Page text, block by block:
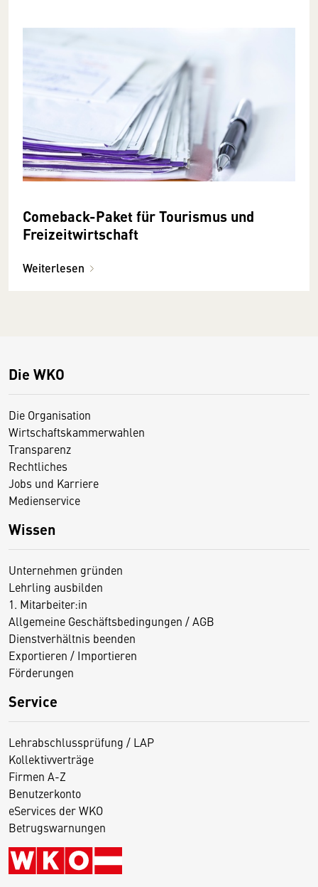
Comeback-Paket für Tourismus und
Freizeitwirtschaft
Weiterlesen
Die WKO
Die Organisation
Wirtschaftskammerwahlen
Transparenz
Rechtliches
Jobs und Karriere
Medienservice
Wissen
Unternehmen gründen
Lehrling ausbilden
1. Mitarbeiter:in
Allgemeine Geschäftsbedingungen / AGB
Dienstverhältnis beenden
Exportieren / Importieren
Förderungen
Service
Lehrabschlussprüfung / LAP
Kollektivverträge
Firmen A-Z
Benutzerkonto
eServices der WKO
Betrugswarnungen